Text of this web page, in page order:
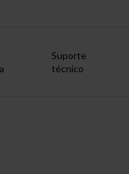
Suporte
técnico